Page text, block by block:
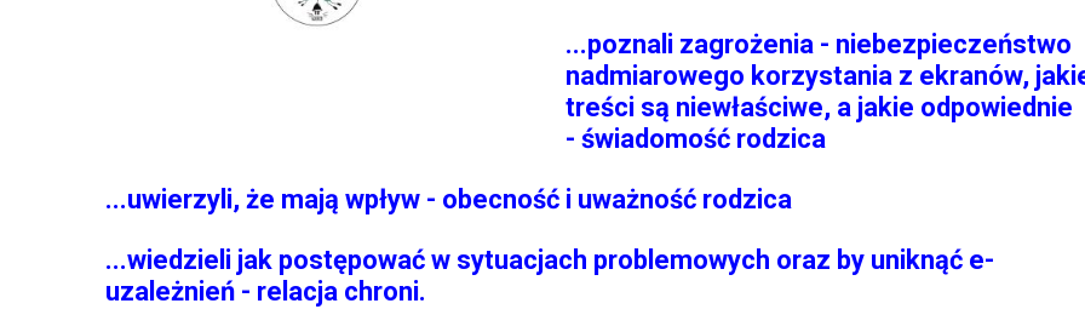
...poznali zagrożenia - niebezpieczeństwo
nadmiarowego korzystania z ekranów,
treści są niewłaściwe, a jakie odpowiednie
- świadomość rodzica
...uwierzyli, że mają wpływ - obecność i uważność rodzica
...wiedzieli jak postępować w sytuacjach problemowych oraz by uniknąć e-
uzależnień - relacja chroni.